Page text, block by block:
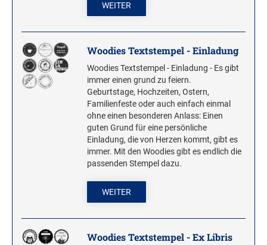
WOODIES Motivstempel
WOODIES Textstempel
MINI WOODIES
WOODIES FARBWELT
WEITER
Woodies Textstempel - Einladung
Woodies Textstempel - Einladung - Es gibt
immer einen grund zu feiern.
Geburtstage, Hochzeiten, Ostern,
Familienfeste oder auch einfach einmal
ohne einen besonderen Anlass: Einen
guten Grund für eine persönliche
Einladung, die von Herzen kommt, gibt es
immer. Mit den Woodies gibt es endlich die
passenden Stempel dazu.
WEITER
Woodies Textstempel - Ex Libris